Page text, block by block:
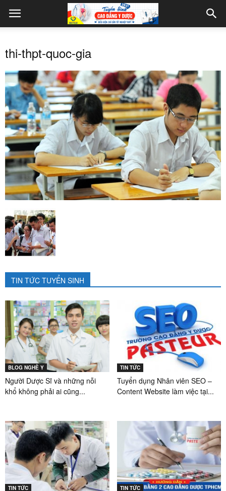
thi-thpt-quoc-gia
TIN TỨC TUYỂN SINH
BLOG NGHỀ Y
Người Dược Sĩ và những nỗi
khổ không phải ai cũng...
TIN TỨC
Tuyển dụng Nhân viên SEO –
Content Website làm việc tại...
TIN TỨC TIN TỨC